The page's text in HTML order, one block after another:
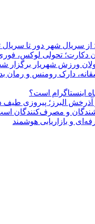
از سریال شهر دور تا
دکارت؛ تحولی لوکس،
ورزش شهریار برگزار
اینستاگرام است؟
آذرخش البرز؛ پیروزی طیف
و مصرف‌کنندگان